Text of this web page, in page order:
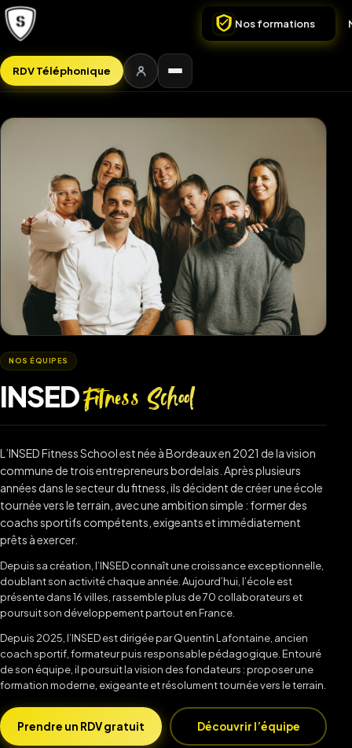
Nos formations
RDV Téléphonique
NOS ÉQUIPES
INSEDFitness School
Prendre un RDV gratuit Découvrir l’équipe
L’INSED Fitness School est née à Bordeaux en 2021 de la vision
commune de trois entrepreneurs bordelais. Après plusieurs
années dans le secteur du fitness, ils décident de créer une école
tournée vers le terrain, avec une ambition simple : former des
coachs sportifs compétents, exigeants et immédiatement
prêts à exercer.
Depuis sa création, l’INSED connaît une croissance exceptionnelle,
doublant son activité chaque année. Aujourd’hui, l’école est
présente dans 16 villes, rassemble plus de 70 collaborateurs et
poursuit son développement partout en France.
Depuis 2025, l’INSED est dirigée par Quentin Lafontaine, ancien
coach sportif, formateur puis responsable pédagogique. Entouré
de son équipe, il poursuit la vision des fondateurs : proposer une
formation moderne, exigeante et résolument tournée vers le terrain.